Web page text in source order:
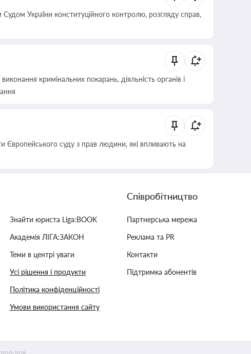
України конституційного контролю, розгляду справ,
кримінальних покарань, діяльність органів і
Європейського суду з прав людини, які впливають на
Знайти юриста Liga:BOOK
Академія ЛІГА:ЗАКОН
Теми в центрі уваги
Усі рішення і продукти
Політика конфіденційності
Умови використання сайту
Співробітництво
Партнерська мережа
Реклама та PR
Контакти
Підтримка абонентів